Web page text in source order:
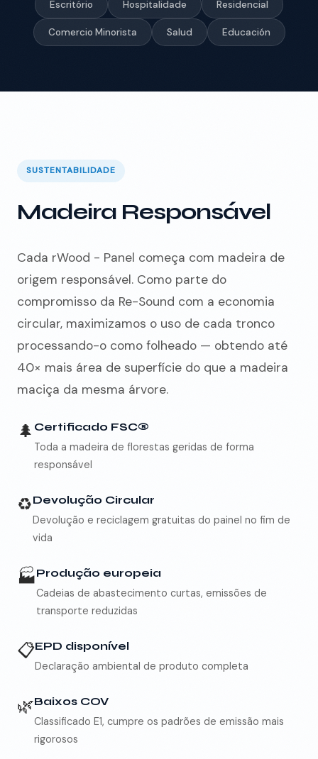
Escritório Hospitalidade Residencial
Comercio Minorista Salud Educación
SUSTENTABILIDADE
Madeira Responsável
Cada rWood - Panel começa com madeira de
origem responsável. Como parte do
compromisso da Re-Sound com a economia
circular, maximizamos o uso de cada tronco
processando-o como folheado — obtendo até
40× mais área de superfície do que a madeira
maciça da mesma árvore.
🌲 Certificado FSC®
Toda a madeira de florestas geridas de forma
responsável
♻️Devolução Circular
Devolução e reciclagem gratuitas do painel no fim de
vida
🏭Produção europeia
Cadeias de abastecimento curtas, emissões de
transporte reduzidas
📋EPD disponível
Declaração ambiental de produto completa
🌿Baixos COV
Classificado E1, cumpre os padrões de emissão mais
rigorosos